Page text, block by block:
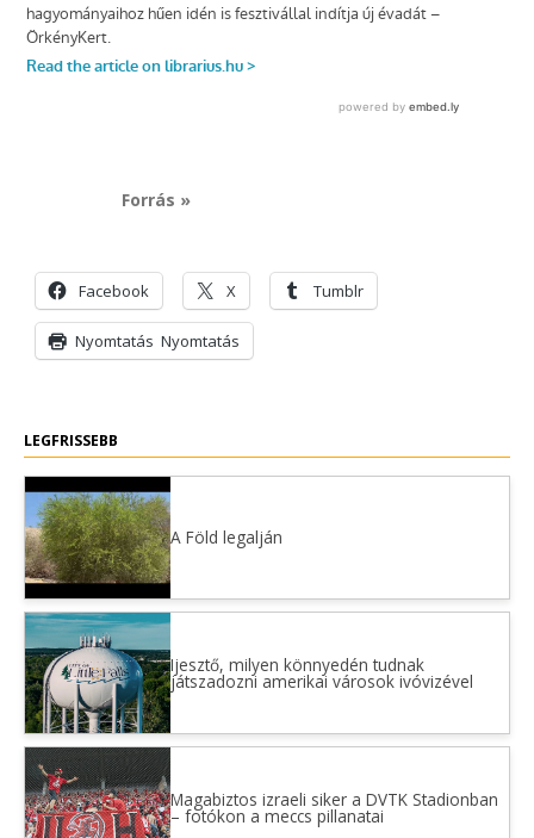
Forrás »
Facebook X Tumblr
Nyomtatás Nyomtatás
LEGFRISSEBB
A Föld legalján
Ijesztő, milyen könnyedén tudnak
játszadozni amerikai városok ivóvizével
Magabiztos izraeli siker a DVTK Stadionban
– fotókon a meccs pillanatai